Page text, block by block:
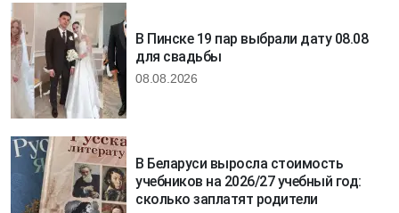
В Пинске 19 пар выбрали дату 08.08
для свадьбы
08.08.2026
В Беларуси выросла стоимость
учебников на 2026/27 учебный год:
сколько заплатят родители